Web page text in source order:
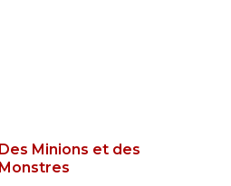
Des Minions et des
Monstres